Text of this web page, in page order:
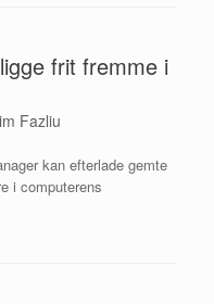
frit fremme i
Fazliu
kan efterlade gemte
i computerens